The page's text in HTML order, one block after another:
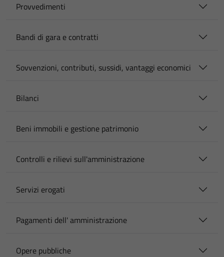
Provvedimenti
Bandi di gara e contratti
Sovvenzioni, contributi, sussidi, vantaggi economici
Bilanci
Beni immobili e gestione patrimonio
Controlli e rilievi sull'amministrazione
Servizi erogati
Pagamenti dell' amministrazione
Opere pubbliche